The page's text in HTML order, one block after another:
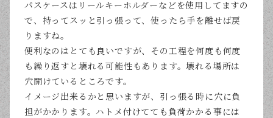
パスケースはリールキーホルダーなどを使用してますの
で、持ってスッと引っ張って、使ったら手を離せば戻
りますね。
便利なのはとても良いですが、 その工程を何度も何度
も繰り返すと 壊れる可能性もあります。壊れる場所は
穴開けているところです。
イメージ出来るかと思いますが、引っ張る時に穴に負
担がかかります。ハトメ付けてても負荷かかる事には